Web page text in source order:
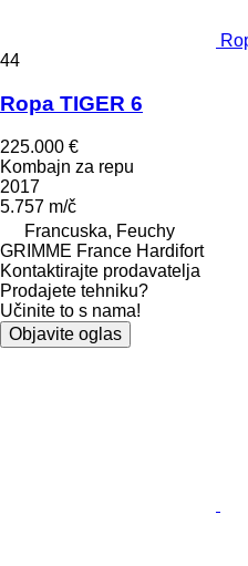
44
Ropa TIGER 6
225.000 €
Kombajn za repu
2017
5.757 m/č
Francuska, Feuchy
GRIMME France Hardifort
Kontaktirajte prodavatelja
Prodajete tehniku?
Učinite to s nama!
Objavite oglas